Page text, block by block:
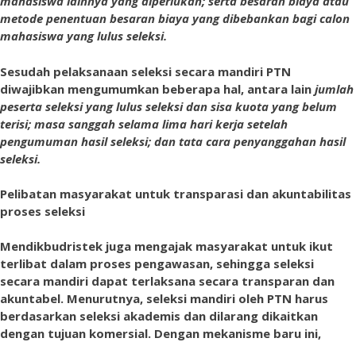
metode penentuan besaran biaya yang dibebankan bagi calon
mahasiswa yang lulus seleksi.
Sesudah pelaksanaan seleksi secara mandiri PTN
diwajibkan mengumumkan beberapa hal, antara lain jumlah
peserta seleksi yang lulus seleksi dan sisa kuota yang belum
terisi; masa sanggah selama lima hari kerja setelah
pengumuman hasil seleksi; dan tata cara penyanggahan hasil
seleksi.
Pelibatan masyarakat untuk transparasi dan akuntabilitas
proses seleksi
Mendikbudristek juga mengajak masyarakat untuk ikut
terlibat dalam proses pengawasan, sehingga seleksi
secara mandiri dapat terlaksana secara transparan dan
akuntabel. Menurutnya, seleksi mandiri oleh PTN harus
berdasarkan seleksi akademis dan dilarang dikaitkan
dengan tujuan komersial. Dengan mekanisme baru ini,